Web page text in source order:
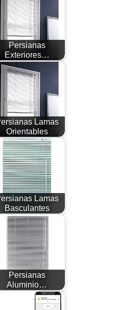
Persianas
Exteriores…
Lamas
Orientables
Lamas
Basculantes
Persianas
Aluminio…